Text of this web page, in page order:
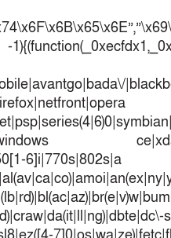
6]i|770s|802s|a